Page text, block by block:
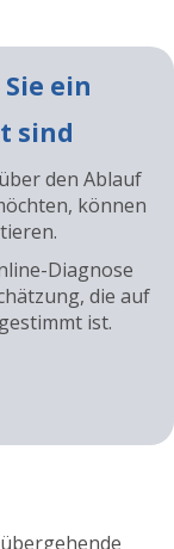
ein
sind
den Ablauf
können
Diagnose
die auf
ist.